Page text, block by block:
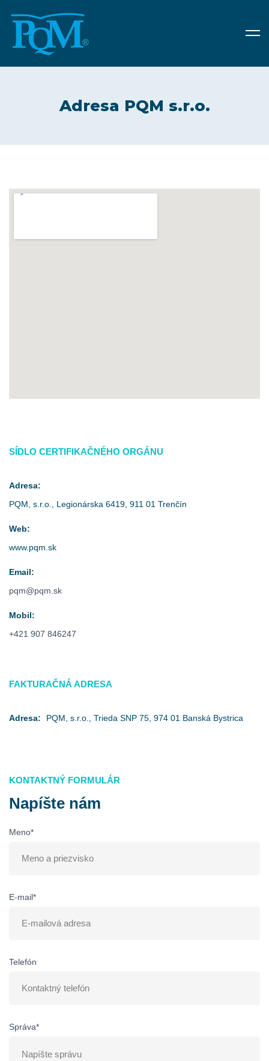
Adresa PQM s.r.o.
KONTAKTNÝ FORMULÁR
Napíšte nám
Meno*
E-mail*
Telefón
Správa*
SÍDLO CERTIFIKAČNÉHO ORGÁNU
Adresa:
PQM, s.r.o., Legionárska 6419, 911 01 Trenčín
Web:
www.pqm.sk
Email:
pqm@pqm.sk
Mobil:
+421 907 846247
FAKTURAČNÁ ADRESA
Adresa: PQM, s.r.o., Trieda SNP 75, 974 01 Banská Bystrica